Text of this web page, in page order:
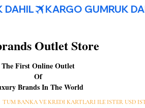
Outlet Store
The First Online Outlet
Of
Brands In The World
TUM BANKA VE KREDI KARTLARI ILE ISTER USD